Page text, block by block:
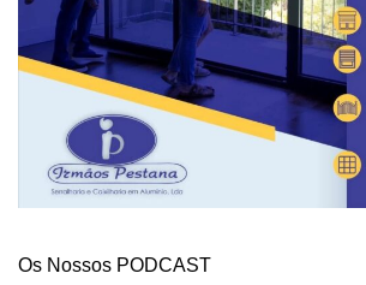
Os Nossos PODCAST